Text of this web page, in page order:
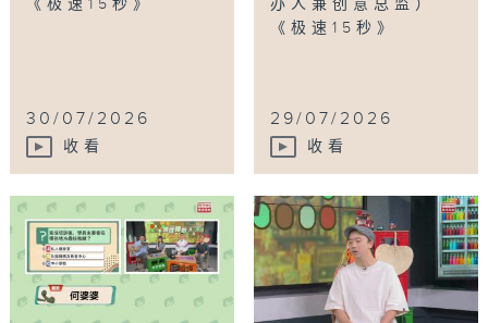
《极速15秒》
30/07/2026
收看
办人兼创意总监）
《极速15秒》
29/07/2026
收看